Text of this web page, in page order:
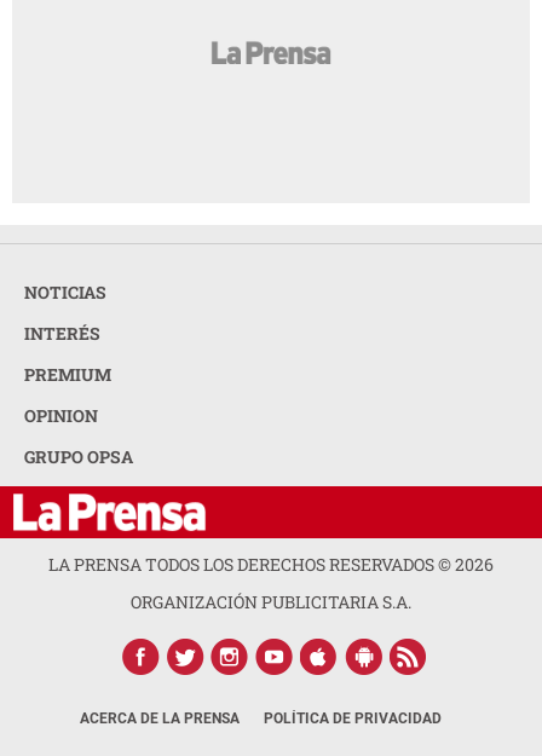
NOTICIAS
INTERÉS
PREMIUM
OPINION
GRUPO OPSA
LA PRENSA TODOS LOS DERECHOS RESERVADOS ©2026
ORGANIZACIÓN PUBLICITARIA S.A.
ACERCA DE LA PRENSA POLÍTICA DE PRIVACIDAD